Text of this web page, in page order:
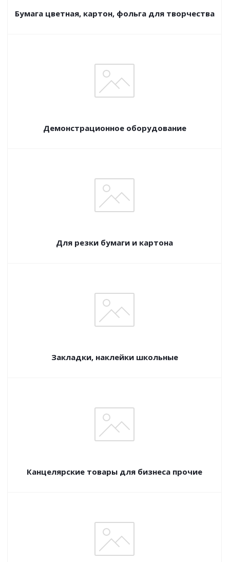
Бумага цветная, картон, фольга для творчества
Демонстрационное оборудование
Для резки бумаги и картона
Закладки, наклейки школьные
Канцелярские товары для бизнеса прочие